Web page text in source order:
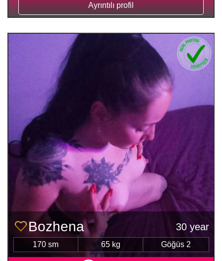
Ayrıntılı profil
Bozhena 30 year
170 sm 65 kg Göğüs 2